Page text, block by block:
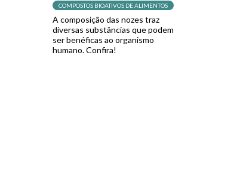
avaliação nutricional é […]
COMPOSTOS BIOATIVOS DE ALIMENTOS
A composição das nozes traz
diversas substâncias que podem
ser benéficas ao organismo
humano. Confira!